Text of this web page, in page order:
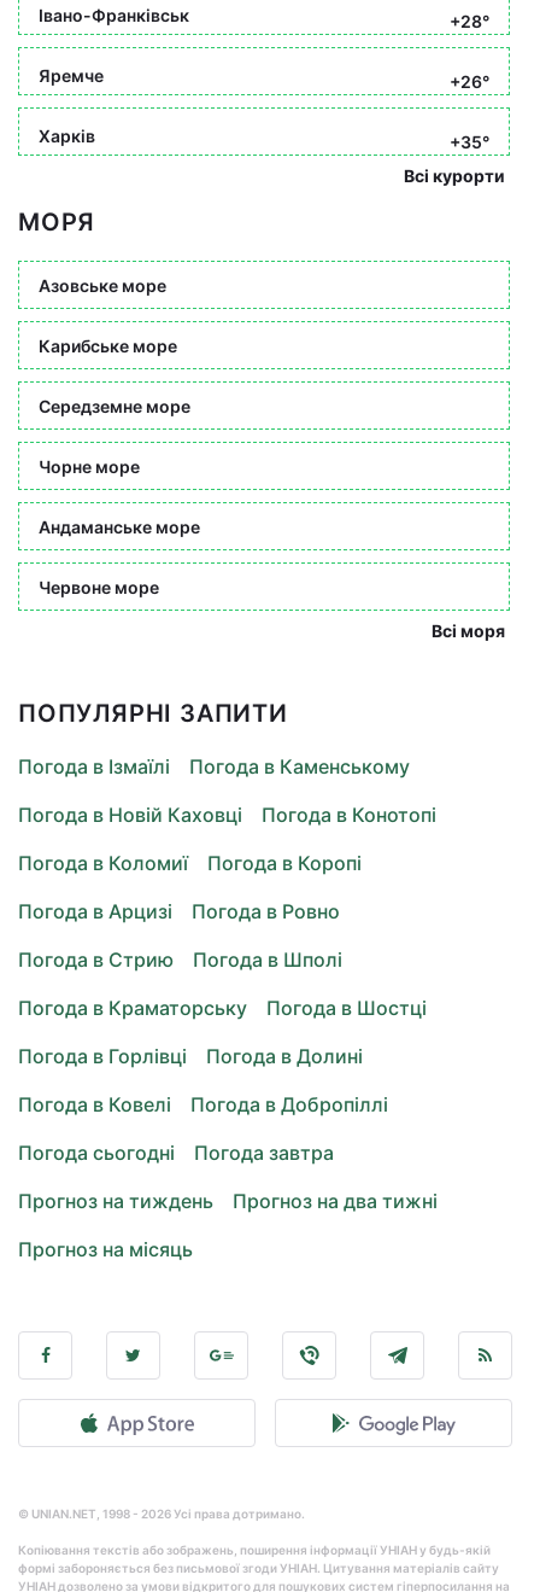
Івано-Франківськ +28°
Яремче +26°
Харків
+35°
Всі курорти
МОРЯ
Азовське море
Карибське море
Середземне море
Чорне море
Андаманське море
Червоне море
Всі моря
ПОПУЛЯРНІ ЗАПИТИ
Погода в Ізмаїлі
Погода в Каменському
Погода в Новій Каховці
Погода в Конотопі
Погода в Коломиї
Погода в Коропі
Погода в Арцизі
Погода в Ровно
Погода в Стрию
Погода в Шполі
Погода в Краматорську
Погода в Шостці
Погода в Горлівці
Погода в Долині
Погода в Ковелі
Погода в Добропіллі
Погода сьогодні
Погода завтра
Прогноз на тиждень
Прогноз на два тижні
Прогноз на місяць
© UNIAN.NET, 1998 - 2026 Усі права дотримано.
Копіювання текстів або зображень, поширення інформації УНІАН у будь-якій
формі забороняється без письмової згоди УНІАН. Цитування матеріалів сайту
УНІАН дозволено за умови відкритого для пошукових систем гіперпосилання на